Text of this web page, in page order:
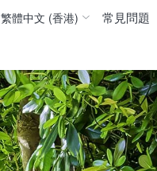
繁體中文 (香港)
English
常見問題